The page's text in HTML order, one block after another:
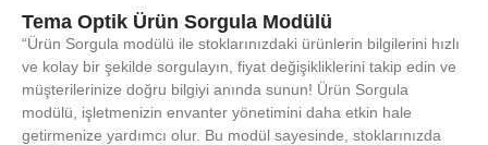
Tema Optik Ürün Sorgula Modülü
“Ürün Sorgula modülü ile stoklarınızdaki ürünlerin bilgilerini hızlı
ve kolay bir şekilde sorgulayın, fiyat değişikliklerini takip edin ve
müşterilerinize doğru bilgiyi anında sunun! Ürün Sorgula
modülü, işletmenizin envanter yönetimini daha etkin hale
getirmenize yardımcı olur. Bu modül sayesinde, stoklarınızda